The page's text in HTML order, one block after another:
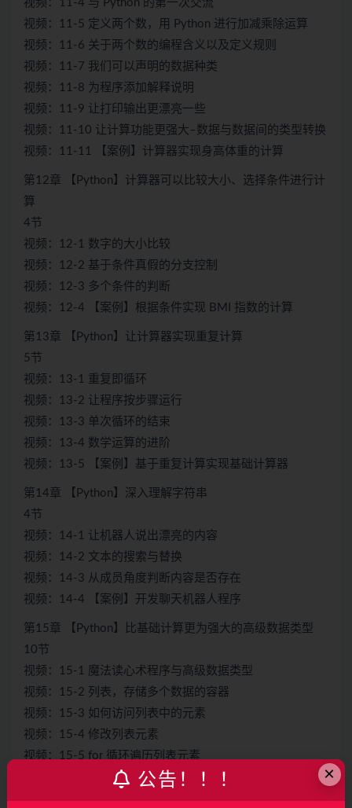
视频：11-4 与 Python 的第一次交流
视频：11-5 定义两个数，用 Python 进行加减乘除运算
视频：11-6 关于两个数的编程含义以及定义规则
视频：11-7 我们可以声明的数据种类
视频：11-8 为程序添加解释说明
视频：11-9 让打印输出更漂亮一些
视频：11-10 让计算功能更强大–数据与数据间的类型转换
视频：11-11 【案例】计算器实现身高体重的计算
第12章 【Python】计算器可以比较大小、选择条件进行计
算
4节
视频：12-1 数字的大小比较
视频：12-2 基于条件真假的分支控制
视频：12-3 多个条件的判断
视频：12-4 【案例】根据条件实现 BMI 指数的计算
第13章 【Python】让计算器实现重复计算
5节
视频：13-1 重复即循环
视频：13-2 让程序按步骤运行
视频：13-3 单次循环的结束
视频：13-4 数学运算的进阶
视频：13-5 【案例】基于重复计算实现基础计算器
第14章 【Python】深入理解字符串
4节
视频：14-1 让机器人说出漂亮的内容
视频：14-2 文本的搜索与替换
视频：14-3 从成员角度判断内容是否存在
视频：14-4 【案例】开发聊天机器人程序
第15章 【Python】比基础计算更为强大的高级数据类型
10节
视频：15-1 魔法读心术程序与高级数据类型
视频：15-2 列表，存储多个数据的容器
视频：15-3 如何访问列表中的元素
视频：15-4 修改列表元素
视频：15-5 for 循环遍历列表元素
视频：15-6 【案例】实现魔法读心术程序 new
×
公告！！！